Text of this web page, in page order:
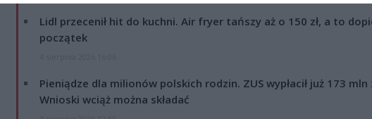
Lidl przecenił hit do kuchni. Air fryer tańszy aż o 150 zł, a to
początek
Pieniądze dla milionów polskich rodzin. ZUS wypłacił już 173 mln
Wnioski wciąż można składać